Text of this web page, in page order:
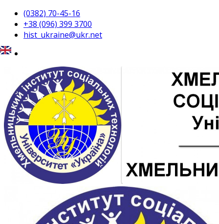
(0382) 70-45-16
+38 (096) 399 3700
hist_ukraine@ukr.net